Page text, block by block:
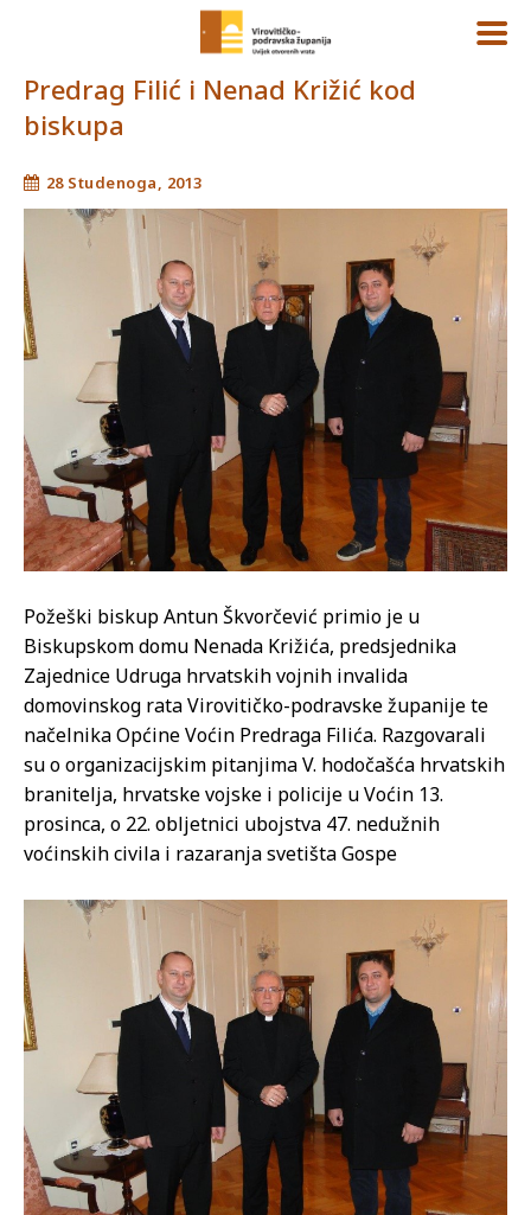
Predrag Filić i Nenad Križić kod
biskupa
28 Studenoga, 2013
Požeški biskup Antun Škvorčević primio je u
Biskupskom domu Nenada Križića, predsjednika
Zajednice Udruga hrvatskih vojnih invalida
domovinskog rata Virovitičko-podravske županije te
načelnika Općine Voćin Predraga Filića. Razgovarali
su o organizacijskim pitanjima V. hodočašća hrvatskih
branitelja, hrvatske vojske i policije u Voćin 13.
prosinca, o 22. obljetnici ubojstva 47. nedužnih
voćinskih civila i razaranja svetišta Gospe